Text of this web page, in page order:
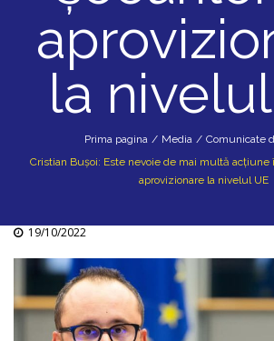
la
Prima pagina / Media / Comunicate
Cristian Bușoi: Este nevoie de mai multă acțiune
aprovizionare la nivelul UE
19/10/2022